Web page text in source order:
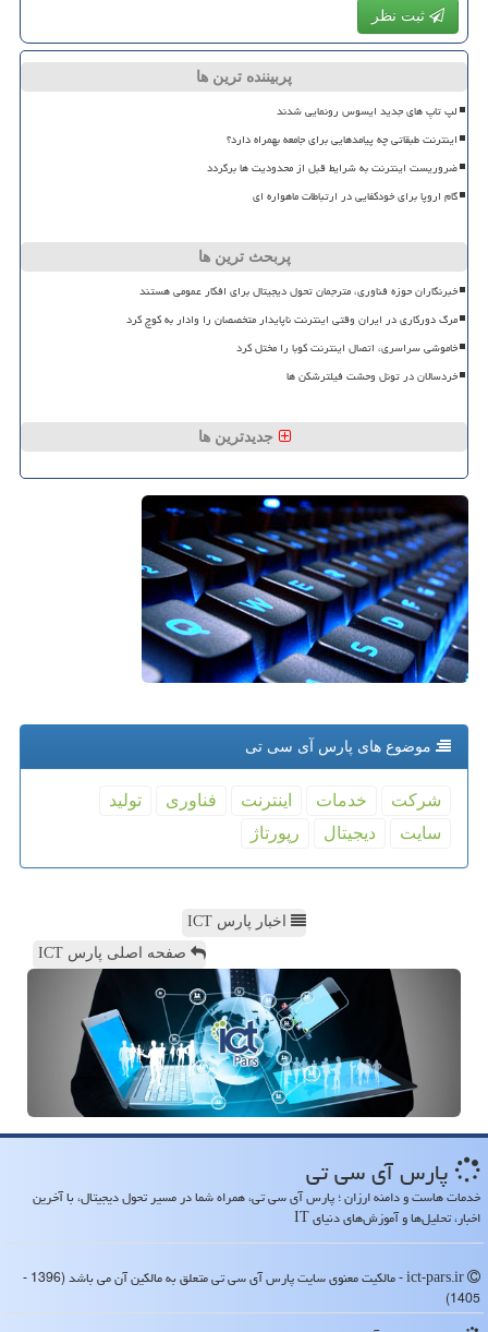
ثبت نظر
پربیننده ترین ها
لپ تاپ های جدید ایسوس رونمایی شدند
اینترنت طبقاتی چه پیامدهایی برای جامعه بهمراه دارد؟
ضروریست اینترنت به شرایط قبل از محدودیت ها برگردد
گام اروپا برای خودکفایی در ارتباطات ماهواره ای
پربحث ترین ها
خبرنگاران حوزه فناوری، مترجمان تحول دیجیتال برای افکار عمومی هستند
مرگ دورکاری در ایران وقتی اینترنت ناپایدار متخصصان را وادار به کوچ کرد
خاموشی سراسری، اتصال اینترنت کوبا را مختل کرد
خردسالان در تونل وحشت فیلترشکن ها
جدیدترین ها
موضوع های پارس آی سی تی
شركت خدمات اینترنت فناوری
تولید
سایت
دیجیتال رپورتاژ
اخبار پارس ICT
صفحه اصلی پارس ICT
پارس آی سی تی
خدمات هاست و دامنه ارزان ؛ پارس آی سی تی، همراه شما در مسیر تحول دیجیتال، با آخرین
اخبار، تحلیل‌ها و آموزش‌های دنیای IT
ict-pars.ir - مالکیت معنوی سایت پارس آی سی تی متعلق به مالکین آن می باشد (1396 -
1405)